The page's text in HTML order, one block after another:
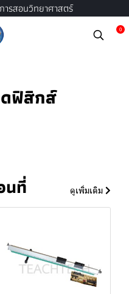
ารสอนวิทยาศาสตร์
0
ฟิสิกส์
นที่ ดูเพิ่มเติม